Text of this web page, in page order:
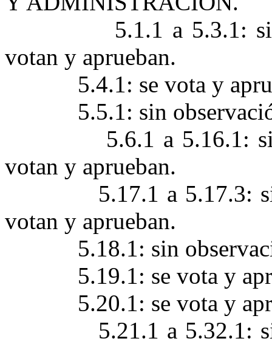
5.1.1 a 5.3.1:
votan y aprueban.
5.4.1: se vota y
5.5.1: sin
5.6.1 a 5.16.1:
votan y aprueban.
5.17.1 a 5.17.3:
votan y aprueban.
5.18.1: sin
5.19.1: se vota y
5.20.1: se vota y
5.21.1 a 5.32.1: